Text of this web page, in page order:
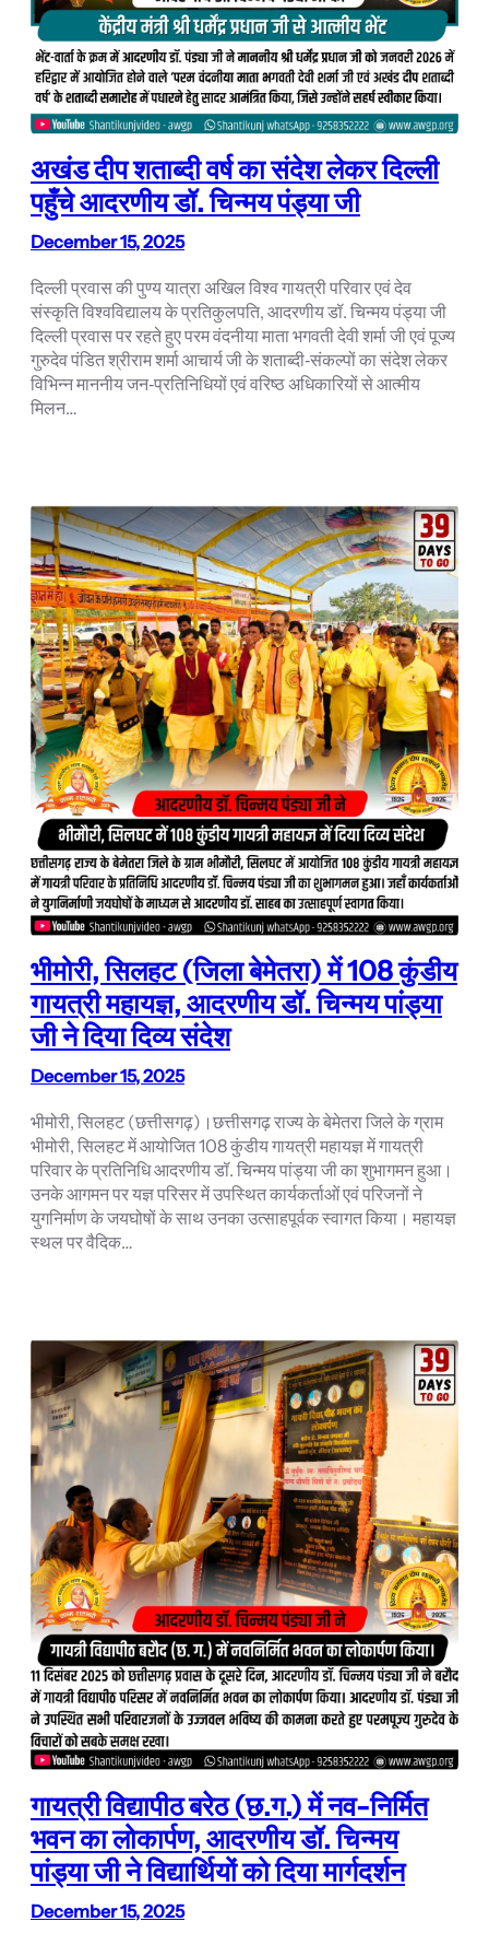
अखंड दीप शताब्दी वर्ष का संदेश लेकर दिल्ली
पहुँचे आदरणीय डॉ. चिन्मय पंड्या जी
December 15, 2025
दिल्ली प्रवास की पुण्य यात्रा अखिल विश्व गायत्री परिवार एवं देव
संस्कृति विश्वविद्यालय के प्रतिकुलपति, आदरणीय डॉ. चिन्मय पंड्या जी
दिल्ली प्रवास पर रहते हुए परम वंदनीया माता भगवती देवी शर्मा जी एवं पूज्य
गुरुदेव पंडित श्रीराम शर्मा आचार्य जी के शताब्दी‑संकल्पों का संदेश लेकर
विभिन्न माननीय जन‑प्रतिनिधियों एवं वरिष्ठ अधिकारियों से आत्मीय
मिलन…
भीमोरी, सिलहट (जिला बेमेतरा) में 108 कुंडीय
गायत्री महायज्ञ, आदरणीय डॉ. चिन्मय पांड्या
जी ने दिया दिव्य संदेश
December 15, 2025
भीमोरी, सिलहट (छत्तीसगढ़)।छत्तीसगढ़ राज्य के बेमेतरा जिले के ग्राम
भीमोरी, सिलहट में आयोजित 108 कुंडीय गायत्री महायज्ञ में गायत्री
परिवार के प्रतिनिधि आदरणीय डॉ. चिन्मय पांड्या जी का शुभागमन हुआ।
उनके आगमन पर यज्ञ परिसर में उपस्थित कार्यकर्ताओं एवं परिजनों ने
युगनिर्माण के जयघोषों के साथ उनका उत्साहपूर्वक स्वागत किया। महायज्ञ
स्थल पर वैदिक…
गायत्री विद्यापीठ बरेठ (छ.ग.) में नव-निर्मित
भवन का लोकार्पण, आदरणीय डॉ. चिन्मय
पांड्या जी ने विद्यार्थियों को दिया मार्गदर्शन
December 15, 2025